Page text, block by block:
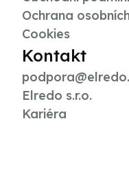
Ochrana
Cookies
Kontakt
Elredo s.r.o.
Kariéra